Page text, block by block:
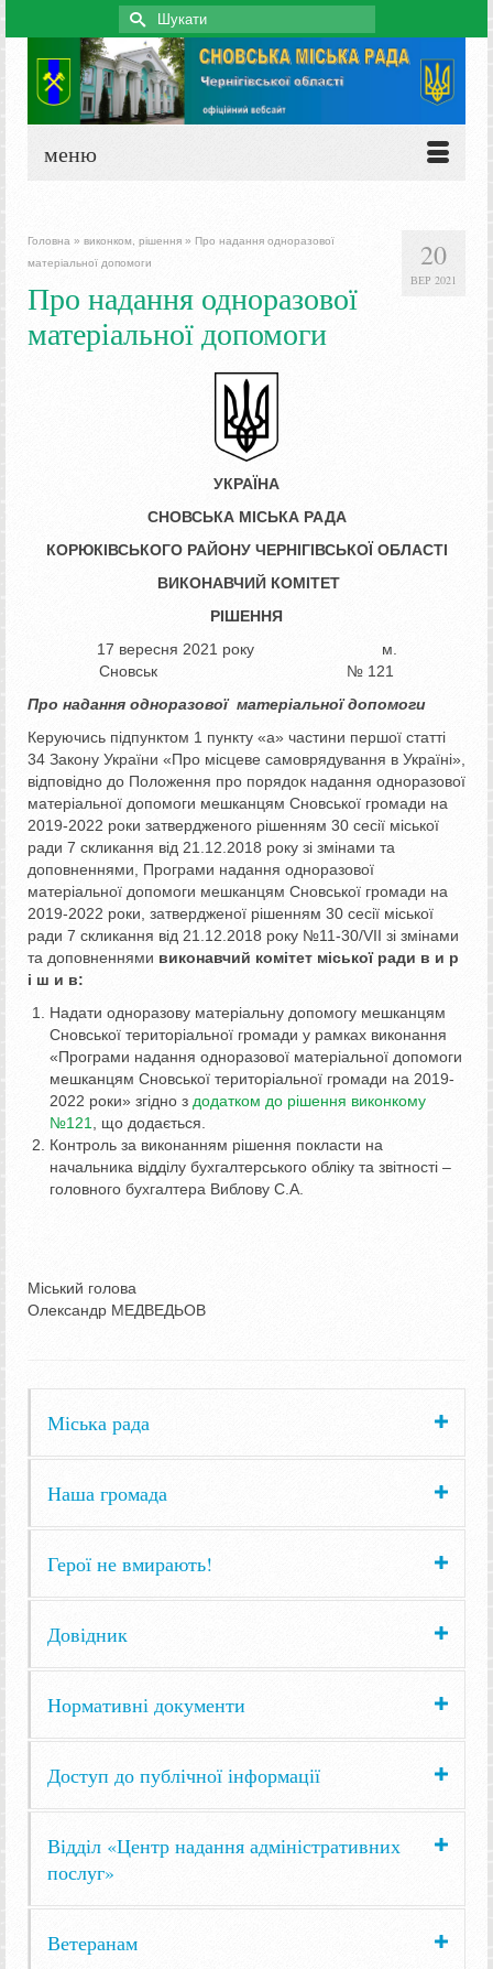
Search
for:
меню
20
ВЕР 2021
Головна » виконком, рішення » Про надання одноразової
матеріальної допомоги
Про надання одноразової
матеріальної допомоги
УКРАЇНА
СНОВСЬКА МІСЬКА РАДА
КОРЮКІВСЬКОГО РАЙОНУ ЧЕРНІГІВСЬКОЇ ОБЛАСТІ
ВИКОНАВЧИЙ КОМІТЕТ
РІШЕННЯ
17 вересня 2021 року м.
Сновськ № 121
Про надання одноразової матеріальної допомоги
Керуючись підпунктом 1 пункту «а» частини першої статті
34 Закону України «Про місцеве самоврядування в Україні»,
відповідно до Положення про порядок надання одноразової
матеріальної допомоги мешканцям Сновської громади на
2019-2022 роки затвердженого рішенням 30 сесії міської
ради 7 скликання від 21.12.2018 року зі змінами та
доповненнями, Програми надання одноразової
матеріальної допомоги мешканцям Сновської громади на
2019-2022 роки, затвердженої рішенням 30 сесії міської
ради 7 скликання від 21.12.2018 року №11-30/VII зі змінами
та доповненнями виконавчий комітет міської ради в и р
і ш и в:
Надати одноразову матеріальну допомогу мешканцям
Сновської територіальної громади у рамках виконання
«Програми надання одноразової матеріальної допомоги
мешканцям Сновської територіальної громади на 2019-
2022 роки» згідно з додатком до рішення виконкому
№121
, що додається.
Контроль за виконанням рішення покласти на
начальника відділу бухгалтерського обліку та звітності –
головного бухгалтера Виблову С.А.
Міський голова
Олександр МЕДВЕДЬОВ
Міська рада
Наша громада
Герої не вмирають!
Довідник
Нормативні документи
Доступ до публічної інформації
Відділ «Центр надання адміністративних
послуг»
Ветеранам